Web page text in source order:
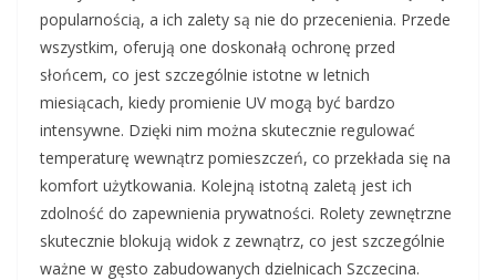
popularnością, a ich zalety są nie do przecenienia. Przede
wszystkim, oferują one doskonałą ochronę przed
słońcem, co jest szczególnie istotne w letnich
miesiącach, kiedy promienie UV mogą być bardzo
intensywne. Dzięki nim można skutecznie regulować
temperaturę wewnątrz pomieszczeń, co przekłada się na
komfort użytkowania. Kolejną istotną zaletą jest ich
zdolność do zapewnienia prywatności. Rolety zewnętrzne
skutecznie blokują widok z zewnątrz, co jest szczególnie
ważne w gęsto zabudowanych dzielnicach Szczecina.